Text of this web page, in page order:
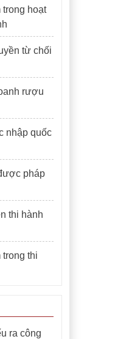
hoạt
từ chối
rượu
nhập quốc
pháp
thi hành
thi
ra công